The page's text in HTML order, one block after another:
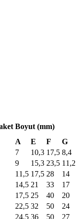
Boyut (mm)
A
E F G
7 10,3 17,5 8,4
9 15,3 23,5 11,2
11,5 17,5 28 14
14,5 21 33 17
17,5 25 40 20
22,5 32 50 24
24,5 36 50 27